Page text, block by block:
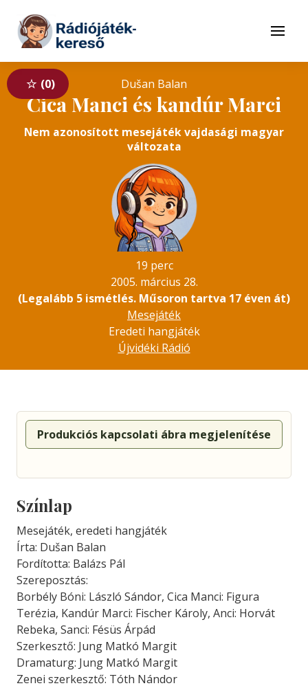
Tovább a tartalomhoz
Menü
0 Dušan Balan
Cica Manci és kandúr Marci
Nem azonosított mesejáték vajdasági magyar
változata
19 perc
2005. március 28.
(Legalább 5 ismétlés. Műsoron tartva 17 éven át)
Mesejáték
Eredeti hangjáték
Újvidéki Rádió
Produkciós kapcsolati ábra megjelenítése
Színlap
Mesejáték, eredeti hangjáték
Írta: Dušan Balan
Fordította: Balázs Pál
Szereposztás:
Borbély Bóni: László Sándor, Cica Manci: Figura
Terézia, Kandúr Marci: Fischer Károly, Anci: Horvát
Rebeka, Sanci: Fésüs Árpád
Szerkesztő: Jung Matkó Margit
Dramaturg: Jung Matkó Margit
Zenei szerkesztő: Tóth Nándor